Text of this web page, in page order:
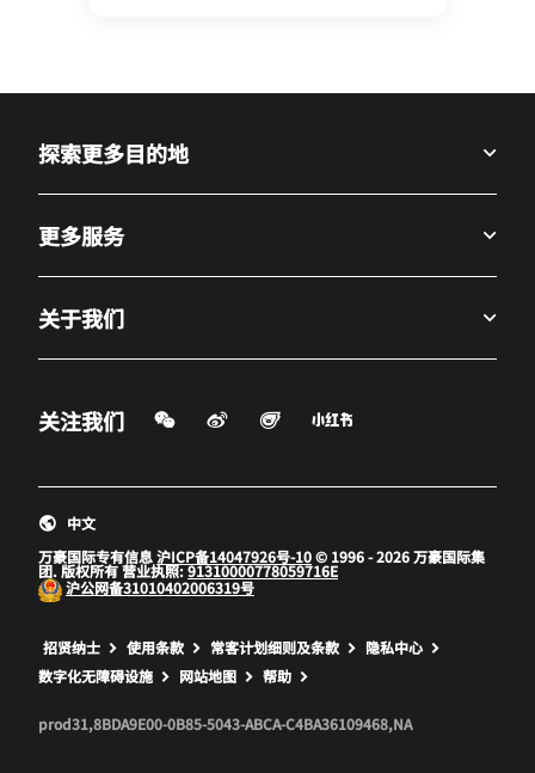
探索更多目的地
更多服务
关于我们
关注我们 微信扫一扫
微博
打开新窗口
飞猪
打开新窗口打开新窗口
万豪国际专有信息沪ICP备14047926号-10© 1996 - 2026 万豪国际集
团. 版权所有 营业执照:91310000778059716E
沪公网备31010402006319号
中文
招贤纳士 打开新窗口
使用条款 打开新窗口
常客计划细则及条款 打开新窗口
隐私中心
数字化无障碍设施
网站地图 帮助
prod31,8BDA9E00-0B85-5043-ABCA-C4BA36109468,NA